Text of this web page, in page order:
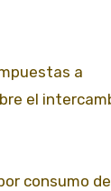
a
el
consumo de